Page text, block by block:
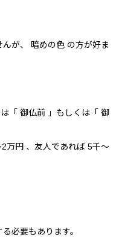
が、 暗めの色 の方が好ま
「 御仏前 」もしくは「 御
万円 、友人であれば 5千〜
必要もあります。